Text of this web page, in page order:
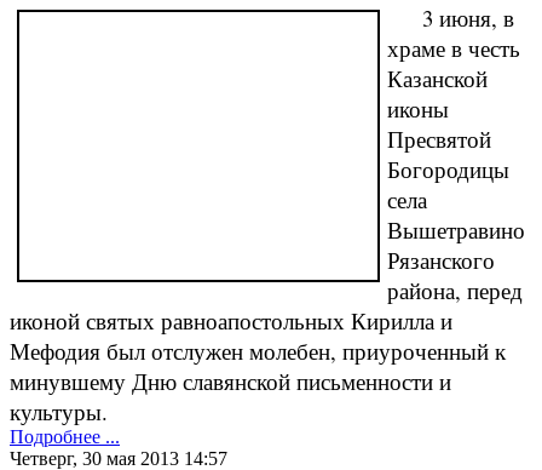
3 июня, в
храме в честь
Казанской
иконы
Пресвятой
Богородицы
села
Вышетравино
Рязанского
района, перед
иконой святых равноапостольных Кирилла и
Мефодия был отслужен молебен, приуроченный к
минувшему Дню славянской письменности и
культуры.
Подробнее ...
Четверг, 30 мая 2013 14:57